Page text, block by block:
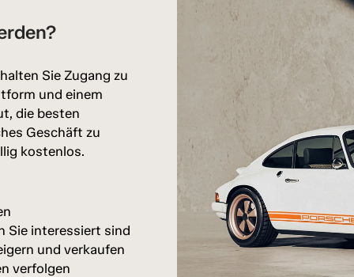
Sie Zugang zu
und einem
die besten
Geschäft zu
kostenlos.
Sie interessiert sind
und verkaufen
verfolgen